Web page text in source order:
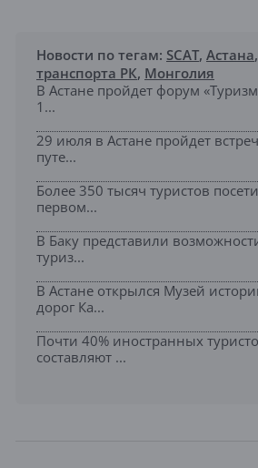
Новости по тегам: SCAT, Астана,
транспорта РК, Монголия
В Астане пройдет форум
1...
29 июля в Астане пройдет
путе...
Более 350 тысяч туристов
первом...
В Баку представили
туриз...
В Астане открылся Музей
дорог Ка...
Почти 40% иностранных
составляют ...